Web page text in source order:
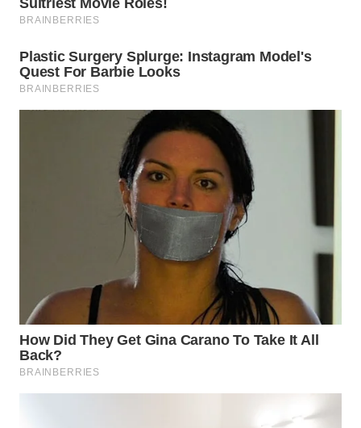
WN
TEBING
WN
WN
DEPOK